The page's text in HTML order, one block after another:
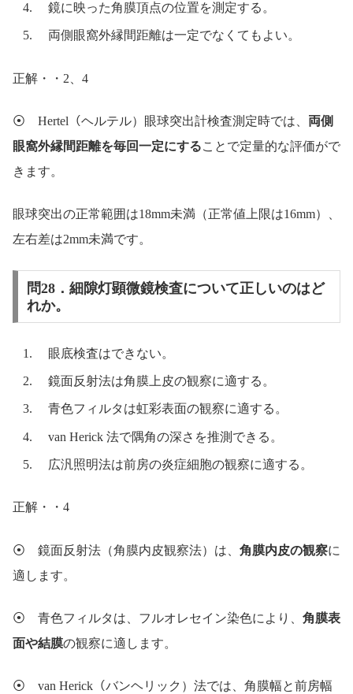
鏡に映った角膜頂点の位置を測定する。
両側眼窩外縁間距離は一定でなくてもよい。
正解・・2、4
⦿ Hertel（ヘルテル）眼球突出計検査測定時では、 両側
眼窩外縁間距離を毎回一定にすることで定量的な評価がで
きます。
眼球突出の正常範囲は18mm未満（正常値上限は16mm）、
左右差は2mm未満です。
問28．細隙灯顕微鏡検査について正しいのはど
れか。
眼底検査はできない。
鏡面反射法は角膜上皮の観察に適する。
青色フィルタは虹彩表面の観察に適する。
van Herick 法で隅角の深さを推測できる。
広汎照明法は前房の炎症細胞の観察に適する。
正解・・4
⦿ 鏡面反射法（角膜内皮観察法）は、 角膜内皮の観察に
適します。
⦿ 青色フィルタは、フルオレセイン染色により、 角膜表
面や結膜の観察に適します。
⦿ van Herick（バンヘリック）法では、角膜幅と前房幅